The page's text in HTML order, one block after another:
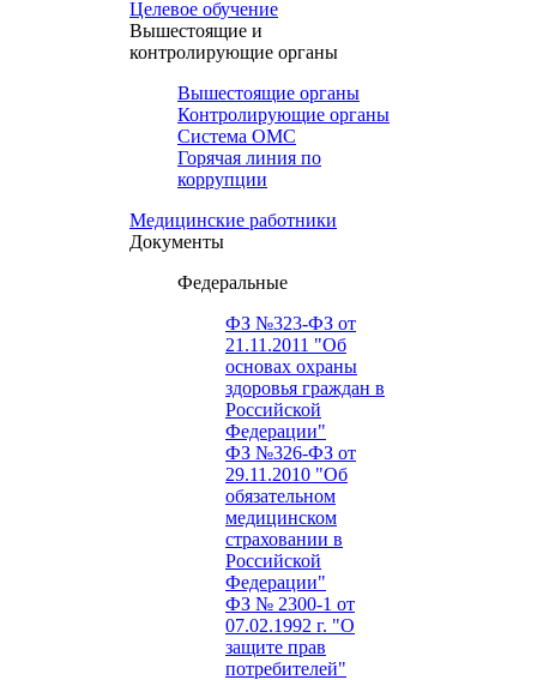
Целевое обучение
Вышестоящие и
контролирующие органы
Вышестоящие органы
Контролирующие органы
Система ОМС
Горячая линия по
коррупции
Медицинские работники
Документы
Федеральные
ФЗ №323-ФЗ от
21.11.2011 "Об
основах охраны
здоровья граждан в
Российской
Федерации"
ФЗ №326-ФЗ от
29.11.2010 "Об
обязательном
медицинском
страховании в
Российской
Федерации"
ФЗ № 2300-1 от
07.02.1992 г. "О
защите прав
потребителей"